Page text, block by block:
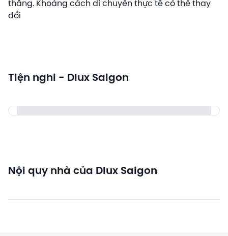
thẳng. Khoảng cách di chuyển thực tế có thể thay
đổi
Tiện nghi - Dlux Saigon
Nội quy nhà của Dlux Saigon